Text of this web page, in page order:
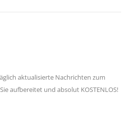
aktualisierte Nachrichten zum
aufbereitet und absolut KOSTENLOS!